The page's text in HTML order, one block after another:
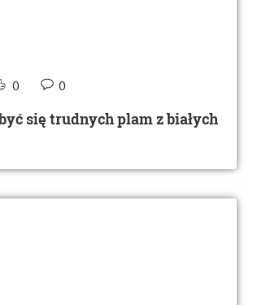
0 0
się trudnych plam z białych